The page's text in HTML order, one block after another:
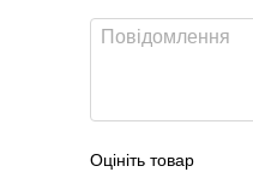
Оцініть товар